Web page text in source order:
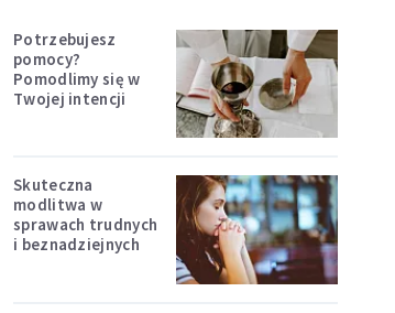
Potrzebujesz
pomocy?
Pomodlimy się w
Twojej intencji
Skuteczna
modlitwa w
sprawach trudnych
i beznadziejnych